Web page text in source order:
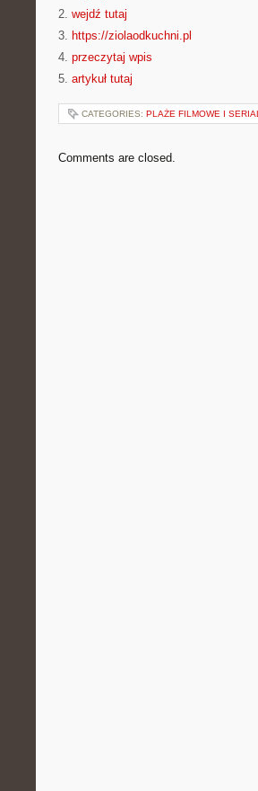
2. wejdź tutaj
3. https://ziolaodkuchni.pl
4. przeczytaj wpis
5. artykuł tutaj
CATEGORIES: PLAŻE FILMOWE I
Comments are closed.